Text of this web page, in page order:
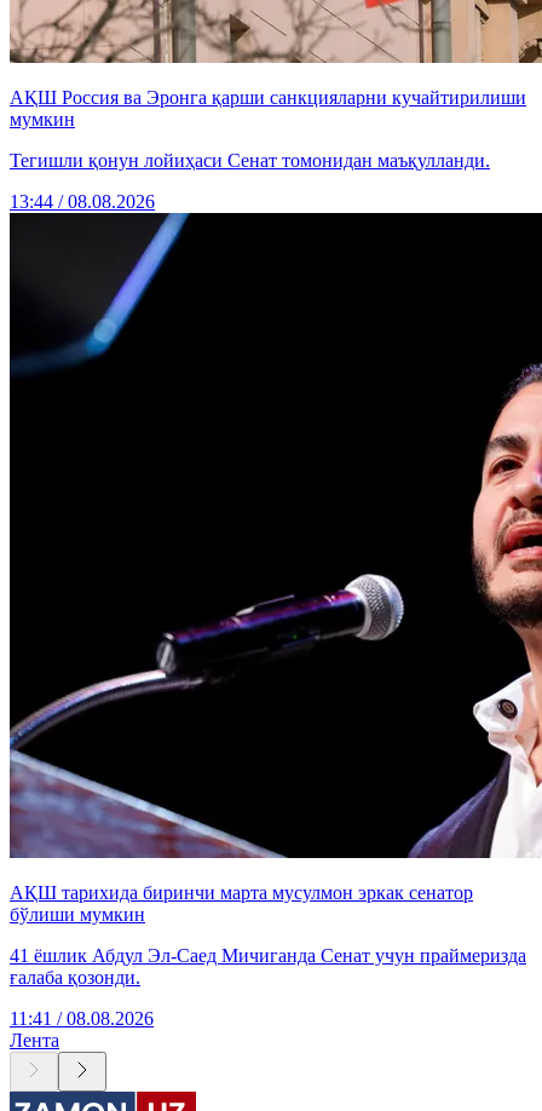
АҚШ Россия ва Эронга қарши санкцияларни кучайтирилиши
мумкин
Тегишли қонун лойиҳаси Сенат томонидан маъқулланди.
13:44 / 08.08.2026
АҚШ тарихида биринчи марта мусулмон эркак сенатор
бўлиши мумкин
41 ёшлик Абдул Эл-Саед Мичиганда Сенат учун праймеризда
ғалаба қозонди.
11:41 / 08.08.2026
Лента